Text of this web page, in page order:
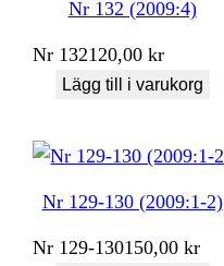
Nr 132 (2009:4)
Nr 132120,00kr
Lägg till i varukorg
Nr 129-130 (2009:1-2)
Nr 129-130150,00kr